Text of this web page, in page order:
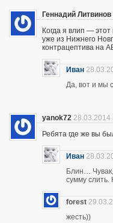
Геннадий Литвинов
Когда я влип —
уже из Нижнего
контрацептива на
Иван
Да, вот и мы
yanok72 28.03.2014
Ребята где же вы
Иван
Блин…
сумму
forest
жесть))